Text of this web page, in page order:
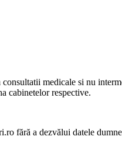
medicale si nu
cabinetelor respective.
fără a dezvălui datele